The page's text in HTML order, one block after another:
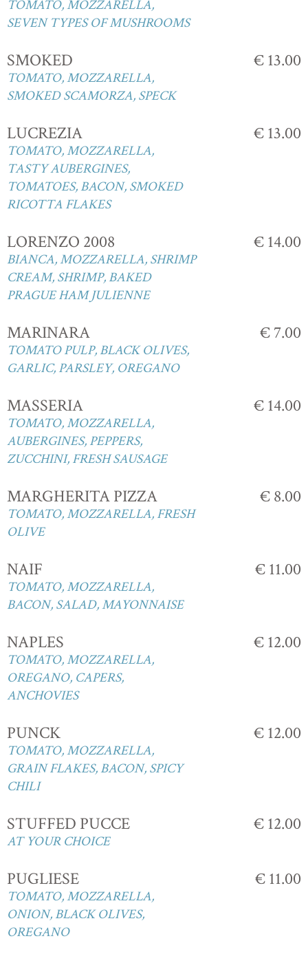
TOMATO, MOZZARELLA,
SEVEN TYPES OF MUSHROOMS
SMOKED
TOMATO, MOZZARELLA,
SMOKED SCAMORZA, SPECK
€ 13.00
LUCREZIA
TOMATO, MOZZARELLA,
TASTY AUBERGINES,
TOMATOES, BACON, SMOKED
RICOTTA FLAKES
€ 13.00
LORENZO 2008
BIANCA, MOZZARELLA, SHRIMP
CREAM, SHRIMP, BAKED
PRAGUE HAM JULIENNE
€ 14.00
MARINARA
TOMATO PULP, BLACK OLIVES,
GARLIC, PARSLEY, OREGANO
€ 7.00
MASSERIA
TOMATO, MOZZARELLA,
AUBERGINES, PEPPERS,
ZUCCHINI, FRESH SAUSAGE
€ 14.00
MARGHERITA PIZZA
TOMATO, MOZZARELLA, FRESH
OLIVE
€ 8.00
NAIF
TOMATO, MOZZARELLA,
BACON, SALAD, MAYONNAISE
€ 11.00
NAPLES
TOMATO, MOZZARELLA,
OREGANO, CAPERS,
ANCHOVIES
€ 12.00
PUNCK
TOMATO, MOZZARELLA,
GRAIN FLAKES, BACON, SPICY
CHILI
€ 12.00
STUFFED PUCCE
AT YOUR CHOICE
€ 12.00
PUGLIESE
TOMATO, MOZZARELLA,
ONION, BLACK OLIVES,
OREGANO
€ 11.00